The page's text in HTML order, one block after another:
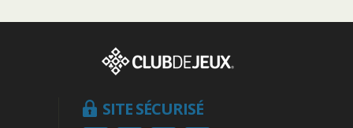
SITE SÉCURISÉ